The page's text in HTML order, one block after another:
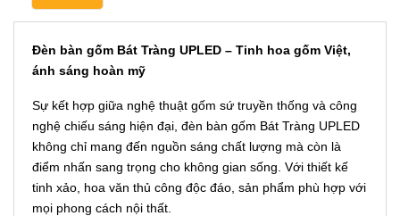
Đèn bàn gốm Bát Tràng UPLED – Tinh hoa gốm Việt,
ánh sáng hoàn mỹ
Sự kết hợp giữa nghệ thuật gốm sứ truyền thống và công
nghệ chiếu sáng hiện đại, đèn bàn gốm Bát Tràng UPLED
không chỉ mang đến nguồn sáng chất lượng mà còn là
điểm nhấn sang trọng cho không gian sống. Với thiết kế
tinh xảo, hoa văn thủ công độc đáo, sản phẩm phù hợp với
mọi phong cách nội thất.